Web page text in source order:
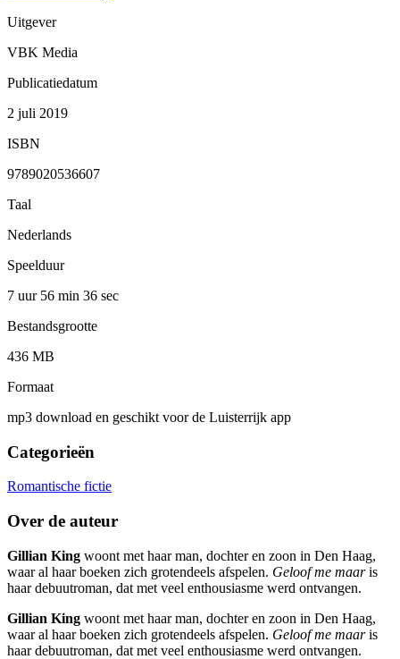
Uitgever
VBK Media
Publicatiedatum
2 juli 2019
ISBN
9789020536607
Taal
Nederlands
Speelduur
7 uur 56 min 36 sec
Bestandsgrootte
436 MB
Formaat
mp3 download en geschikt voor de Luisterrijk app
Categorieën
Romantische fictie
Over de auteur
Gillian King woont met haar man, dochter en zoon in Den Haag,
waar al haar boeken zich grotendeels afspelen. Geloof me maaris
haar debuutroman, dat met veel enthousiasme werd ontvangen.
Gillian King woont met haar man, dochter en zoon in Den Haag,
waar al haar boeken zich grotendeels afspelen. Geloof me maaris
haar debuutroman, dat met veel enthousiasme werd ontvangen.